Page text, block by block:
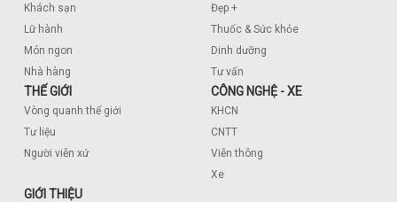
Khách sạn
Lữ hành
Món ngon
Nhà hàng
Đẹp +
Thuốc & Sức khỏe
Dinh dưỡng
Tư vấn
THẾ GIỚI
Vòng quanh thế giới
Tư liệu
Người viễn xứ
CÔNG NGHỆ - XE
KHCN
CNTT
Viễn thông
Xe
GIỚI THIỆU